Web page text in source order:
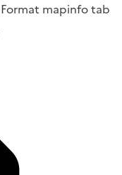
Format mapinfo tab